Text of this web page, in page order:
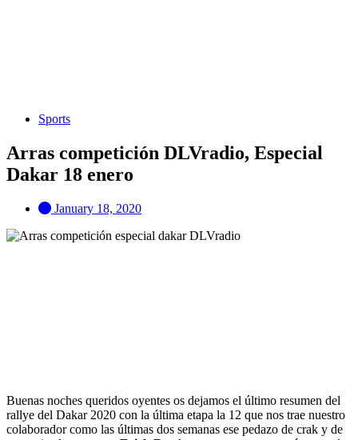
Sports
Arras competición DLVradio, Especial
Dakar 18 enero
January 18, 2020
Buenas noches queridos oyentes os dejamos el último resumen del
rallye del Dakar 2020 con la última etapa la 12 que nos trae nuestro
colaborador como las últimas dos semanas ese pedazo de crak y de